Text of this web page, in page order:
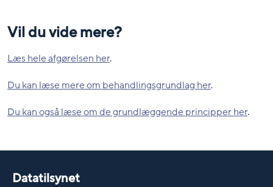
Vil du vide mere?
Læs hele afgørelsen her.
Du kan læse mere om behandlingsgrundlag her.
Du kan også læse om de grundlæggende principper her.
Datatilsynet